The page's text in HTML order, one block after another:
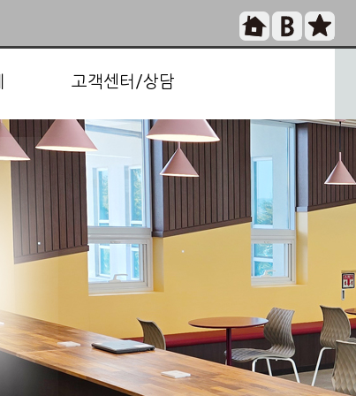
고객센터/상담